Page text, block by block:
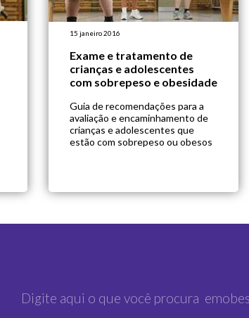
15 janeiro 2016
Exame e tratamento de
crianças e adolescentes
com sobrepeso e obesidade
Guia de recomendações para a
avaliação e encaminhamento de
crianças e adolescentes que
estão com sobrepeso ou obesos